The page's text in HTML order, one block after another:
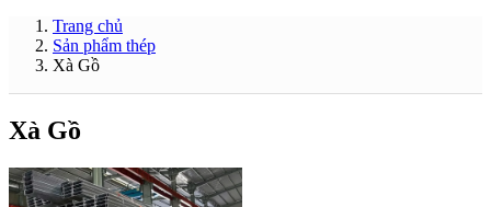
Trang chủ
Sản phẩm thép
Xà Gồ
Xà Gồ